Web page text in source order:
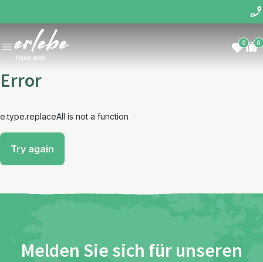
THAILAND
0 0
Error
e.type.replaceAll is not a function
Try again
Melden Sie sich für unseren